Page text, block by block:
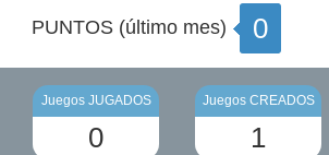
PUNTOS (último mes) 0
Juegos JUGADOS
0
Juegos CREADOS
1